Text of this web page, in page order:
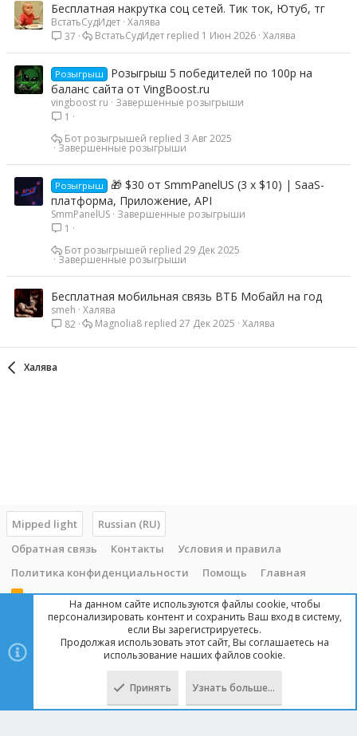
Бесплатная накрутка соц сетей. Тик ток, Ютуб, тг
ВстатьСудИдет Халява
37
Халява
1 Июн 2026
ВстатьСудИдет
Розыгрыш
Розыгрыш 5 победителей по 100р на
баланс сайта от VingBoost.ru
vingboost ru
Завершенные розыгрыши
1
Завершенные розыгрыши
3 Авг 2025
Бот розыгрышей
Розыгрыш
🎁 $30 от SmmPanelUS (3 x $10) | SaaS-
платформа, Приложение, API
SmmPanelUS Завершенные розыгрыши
1
Завершенные розыгрыши
29 Дек 2025
Бот розыгрышей
Бесплатная мобильная связь ВТБ Мобайл на год
smeh Халява
82
Халява
27 Дек 2025
Magnolia8
Халява
Mipped light
Russian (RU)
Обратная связь
Контакты
Условия и правила
Политика конфиденциальности
Помощь Главная
R
Copyright © 2014 - 2025, mipped.com. Все права защищены. При
копировании материала с сайта, обратная ссылка обязательна!
На данном сайте используются файлы cookie, чтобы
персонализировать контент и сохранить Ваш вход в систему,
если Вы зарегистрируетесь.
Продолжая использовать этот сайт, Вы соглашаетесь на
использование наших файлов cookie.
Принять Узнать больше…